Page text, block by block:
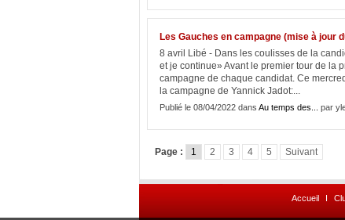
Les Gauches en campagne (mise à jour
8 avril Libé - Dans les coulisses de la
et je continue» Avant le premier tour de la
campagne de chaque candidat. Ce
la campagne de Yannick Jadot:...
Publié le 08/04/2022 dans Au temps des... par
Page : 1 2 3 4 5 Suivant
Accueil I